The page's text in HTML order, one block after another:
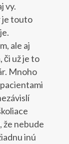
vy.
je touto
ale aj
či už je to
Mnoho
že nebude
inú